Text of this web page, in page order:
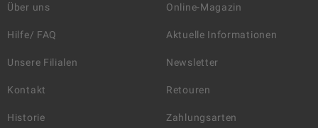
Über uns
Hilfe/ FAQ
Unsere Filialen
Kontakt
Historie
Online-Magazin
Aktuelle Informationen
Newsletter
Retouren
Zahlungsarten